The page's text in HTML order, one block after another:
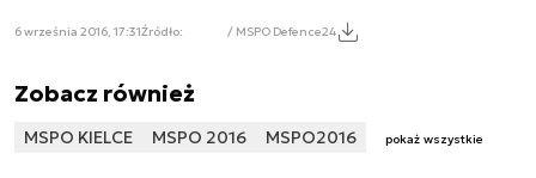
6 września 2016, 17:31Źródło: / MSPO Defence24
Zobacz również
MSPO KIELCE MSPO 2016 MSPO2016 pokaż wszystkie